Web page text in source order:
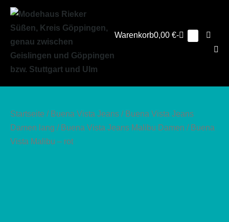
Warenkorb
Warenkorb0,00 €-
Startseite / Buena Vista Jeans / Buena Vista Jeans
Damen lang / Buena Vista Jeans Malibu Damen / Buena
Vista Malibu – rot